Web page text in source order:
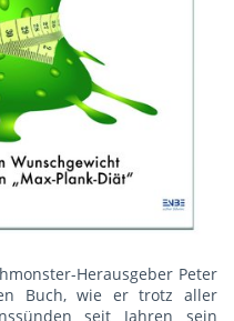
Herausgeber Peter
Buch, wie er trotz aller
seit Jahren sein